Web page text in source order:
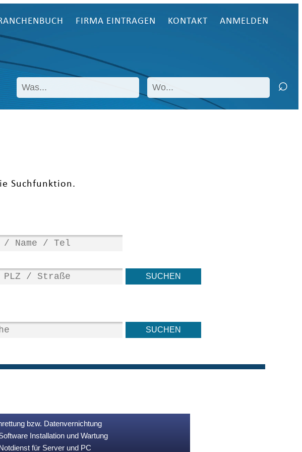
FIRMA EINTRAGEN KONTAKT ANMELDEN
Suchfunktion.
bzw. Datenvernichtung
Installation und Wartung
für Server und PC